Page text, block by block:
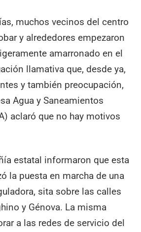
muchos vecinos del centro
y alrededores empezaron
amarronado en el
llamativa que, desde ya,
y también preocupación,
Agua y Saneamientos
aclaró que no hay motivos
estatal informaron que esta
la puesta en marcha de una
sita sobre las calles
y Génova. La misma
a las redes de servicio del